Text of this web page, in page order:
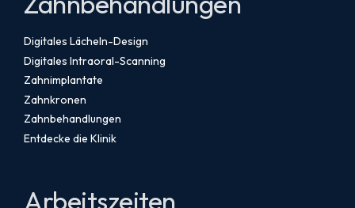
Digitales Lächeln-Design
Digitales Intraoral-Scanning
Zahnimplantate
Zahnkronen
Zahnbehandlungen
Entdecke die Klinik
Arbeitszeiten